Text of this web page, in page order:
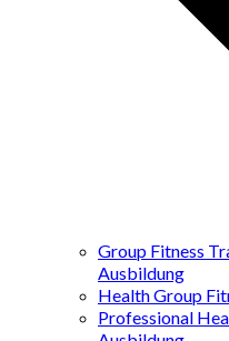
Group Fitness
Ausbildung
Health Group
Professional